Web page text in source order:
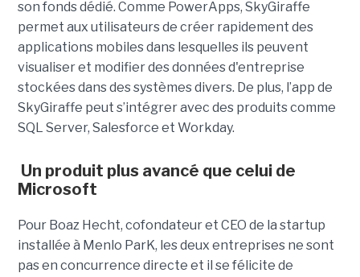
son fonds dédié. Comme PowerApps, SkyGiraffe
permet aux utilisateurs de créer rapidement des
applications mobiles dans lesquelles ils peuvent
visualiser et modifier des données d'entreprise
stockées dans des systèmes divers. De plus, l’app de
SkyGiraffe peut s’intégrer avec des produits comme
SQL Server, Salesforce et Workday.
Un produit plus avancé que celui de
Microsoft
Pour Boaz Hecht, cofondateur et CEO de la startup
installée à Menlo ParK, les deux entreprises ne sont
pas en concurrence directe et il se félicite de